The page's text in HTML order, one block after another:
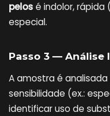
pelosé indolor, rápida
especial.
Passo 3 — Análise
A amostra é
sensibilidade (ex.:
identificar uso de